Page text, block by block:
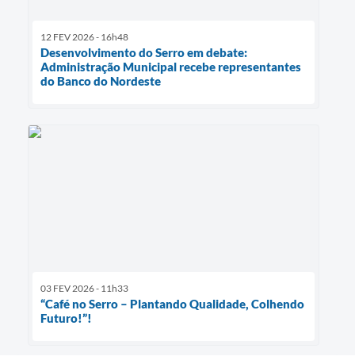
12 FEV 2026 - 16h48
Desenvolvimento do Serro em debate:
Administração Municipal recebe representantes
do Banco do Nordeste
03 FEV 2026 - 11h33
“Café no Serro – Plantando Qualidade, Colhendo
Futuro!”!